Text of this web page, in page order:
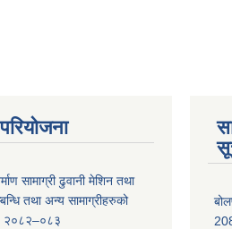
सामाग्री ढुवानी मेशिन तथा
तथा अन्य सामाग्रीहरुको
२०८२–०८३